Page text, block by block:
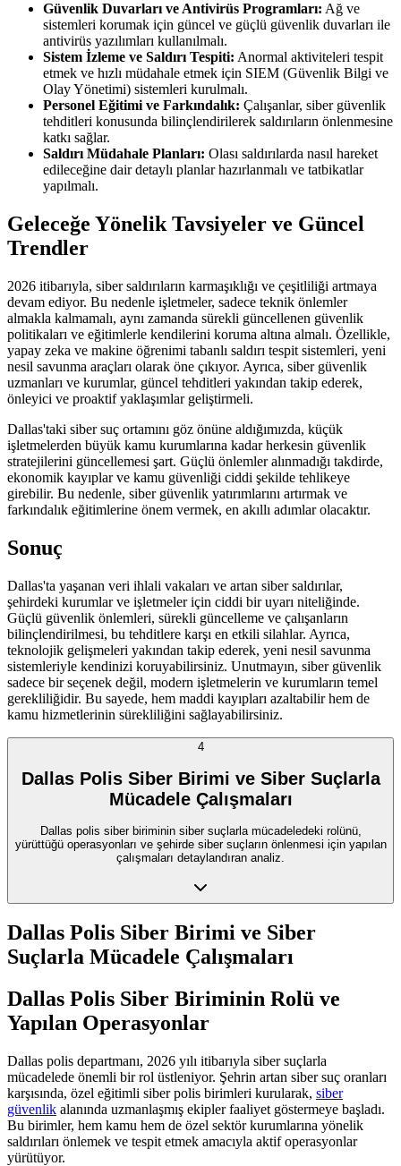
Güvenlik Duvarları ve Antivirüs Programları: Ağ ve
sistemleri korumak için güncel ve güçlü güvenlik duvarları ile
antivirüs yazılımları kullanılmalı.
Sistem İzleme ve Saldırı Tespiti: Anormal aktiviteleri tespit
etmek ve hızlı müdahale etmek için SIEM (Güvenlik Bilgi ve
Olay Yönetimi) sistemleri kurulmalı.
Personel Eğitimi ve Farkındalık: Çalışanlar, siber güvenlik
tehditleri konusunda bilinçlendirilerek saldırıların önlenmesine
katkı sağlar.
Saldırı Müdahale Planları: Olası saldırılarda nasıl hareket
edileceğine dair detaylı planlar hazırlanmalı ve tatbikatlar
yapılmalı.
Geleceğe Yönelik Tavsiyeler ve Güncel
Trendler
2026 itibarıyla, siber saldırıların karmaşıklığı ve çeşitliliği artmaya
devam ediyor. Bu nedenle işletmeler, sadece teknik önlemler
almakla kalmamalı, aynı zamanda sürekli güncellenen güvenlik
politikaları ve eğitimlerle kendilerini koruma altına almalı. Özellikle,
yapay zeka ve makine öğrenimi tabanlı saldırı tespit sistemleri, yeni
nesil savunma araçları olarak öne çıkıyor. Ayrıca, siber güvenlik
uzmanları ve kurumlar, güncel tehditleri yakından takip ederek,
önleyici ve proaktif yaklaşımlar geliştirmeli.
Dallas'taki siber suç ortamını göz önüne aldığımızda, küçük
işletmelerden büyük kamu kurumlarına kadar herkesin güvenlik
stratejilerini güncellemesi şart. Güçlü önlemler alınmadığı takdirde,
ekonomik kayıplar ve kamu güvenliği ciddi şekilde tehlikeye
girebilir. Bu nedenle, siber güvenlik yatırımlarını artırmak ve
farkındalık eğitimlerine önem vermek, en akıllı adımlar olacaktır.
Sonuç
Dallas'ta yaşanan veri ihlali vakaları ve artan siber saldırılar,
şehirdeki kurumlar ve işletmeler için ciddi bir uyarı niteliğinde.
Güçlü güvenlik önlemleri, sürekli güncelleme ve çalışanların
bilinçlendirilmesi, bu tehditlere karşı en etkili silahlar. Ayrıca,
teknolojik gelişmeleri yakından takip ederek, yeni nesil savunma
sistemleriyle kendinizi koruyabilirsiniz. Unutmayın, siber güvenlik
sadece bir seçenek değil, modern işletmelerin ve kurumların temel
gerekliliğidir. Bu sayede, hem maddi kayıpları azaltabilir hem de
kamu hizmetlerinin sürekliliğini sağlayabilirsiniz.
4
Dallas Polis Siber Birimi ve Siber Suçlarla
Mücadele Çalışmaları
Dallas polis siber biriminin siber suçlarla mücadeledeki rolünü,
yürüttüğü operasyonları ve şehirde siber suçların önlenmesi için yapılan
çalışmaları detaylandıran analiz.
Dallas Polis Siber Birimi ve Siber
Suçlarla Mücadele Çalışmaları
Dallas Polis Siber Biriminin Rolü ve
Yapılan Operasyonlar
Dallas polis departmanı, 2026 yılı itibarıyla siber suçlarla
mücadelede önemli bir rol üstleniyor. Şehrin artan siber suç oranları
karşısında, özel eğitimli siber polis birimleri kurularak, siber
güvenlik alanında uzmanlaşmış ekipler faaliyet göstermeye başladı.
Bu birimler, hem kamu hem de özel sektör kurumlarına yönelik
saldırıları önlemek ve tespit etmek amacıyla aktif operasyonlar
yürütüyor.